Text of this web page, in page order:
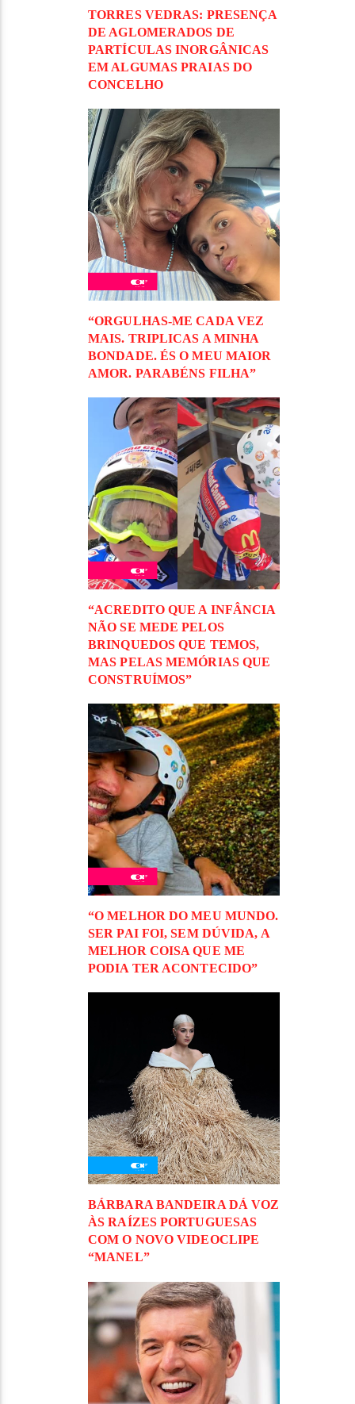
TORRES VEDRAS: PRESENÇA
DE AGLOMERADOS DE
PARTÍCULAS INORGÂNICAS
EM ALGUMAS PRAIAS DO
CONCELHO
“ORGULHAS-ME CADA VEZ
MAIS. TRIPLICAS A MINHA
BONDADE. ÉS O MEU MAIOR
AMOR. PARABÉNS FILHA”
“ACREDITO QUE A INFÂNCIA
NÃO SE MEDE PELOS
BRINQUEDOS QUE TEMOS,
MAS PELAS MEMÓRIAS QUE
CONSTRUÍMOS”
“O MELHOR DO MEU MUNDO.
SER PAI FOI, SEM DÚVIDA, A
MELHOR COISA QUE ME
PODIA TER ACONTECIDO”
BÁRBARA BANDEIRA DÁ VOZ
ÀS RAÍZES PORTUGUESAS
COM O NOVO VIDEOCLIPE
“MANEL”